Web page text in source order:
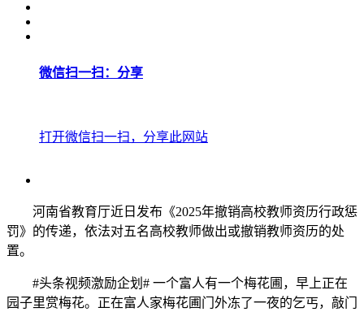
微信扫一扫：分享
打开微信扫一扫，分享此网站
河南省教育厅近日发布《2025年撤销高校教师资历行政惩
罚》的传递，依法对五名高校教师做出或撤销教师资历的处
置。
#头条视频激励企划#​ 一个富人有一个梅花圃，早上正在
园子里赏梅花。正在富人家梅花圃门外冻了一夜的乞丐，敲门